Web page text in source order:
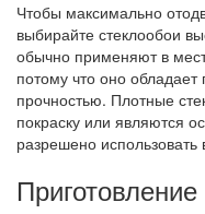
Чтобы максимально
выбирайте стеклообои
обычно применяют в
потому что оно
прочностью. Плотные
покраску или являются
разрешено